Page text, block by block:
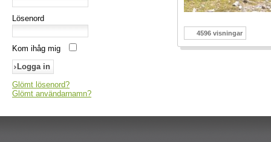
Lösenord
Kom ihåg mig
Glömt lösenord?
Glömt användarnamn?
4596 visningar